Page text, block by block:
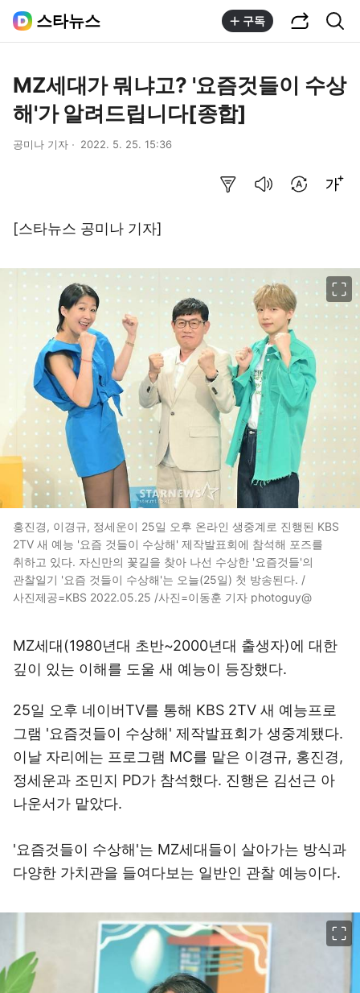
스타뉴스 구독
MZ세대가 뭐냐고? '요즘것들이 수상
해'가 알려드립니다[종합]
공미나 기자 2022. 5. 25. 15:36
[스타뉴스 공미나 기자]
홍진경, 이경규, 정세운이 25일 오후 온라인 생중계로 진행된 KBS
2TV 새 예능 '요즘 것들이 수상해' 제작발표회에 참석해 포즈를
취하고 있다. 자신만의 꽃길을 찾아 나선 수상한 '요즘것들'의
관찰일기 '요즘 것들이 수상해'는 오늘(25일) 첫 방송된다. /
사진제공=KBS 2022.05.25 /사진=이동훈 기자 photoguy@
MZ세대(1980년대 초반~2000년대 출생자)에 대한
깊이 있는 이해를 도울 새 예능이 등장했다.
25일 오후 네이버TV를 통해 KBS 2TV 새 예능프로
그램 '요즘것들이 수상해' 제작발표회가 생중계됐다.
이날 자리에는 프로그램 MC를 맡은 이경규, 홍진경,
정세운과 조민지 PD가 참석했다. 진행은 김선근 아
나운서가 맡았다.
'요즘것들이 수상해'는 MZ세대들이 살아가는 방식과
다양한 가치관을 들여다보는 일반인 관찰 예능이다.